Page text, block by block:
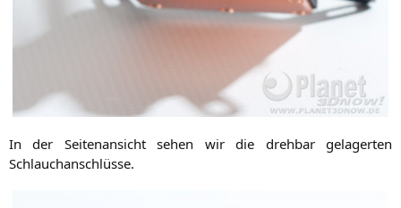
In der Sei­ten­an­sicht sehen wir die dreh­bar gela­ger­ten
Schlauchanschlüsse.